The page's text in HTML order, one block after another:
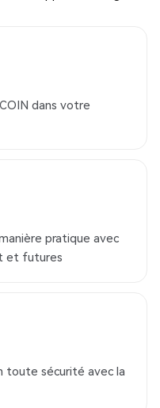
dans votre
pratique avec
et futures
toute sécurité avec la